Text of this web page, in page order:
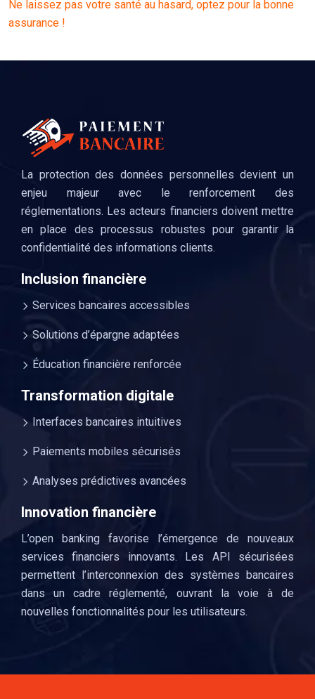
Ne laissez pas votre santé au hasard, optez pour la bonne
assurance !
La protection des données personnelles devient un
enjeu majeur avec le renforcement des
réglementations. Les acteurs financiers doivent mettre
en place des processus robustes pour garantir la
confidentialité des informations clients.
Inclusion financière
Services bancaires accessibles
Solutions d’épargne adaptées
Éducation financière renforcée
Transformation digitale
Interfaces bancaires intuitives
Paiements mobiles sécurisés
Analyses prédictives avancées
Innovation financière
L’open banking favorise l’émergence de nouveaux
services financiers innovants. Les API sécurisées
permettent l’interconnexion des systèmes bancaires
dans un cadre réglementé, ouvrant la voie à de
nouvelles fonctionnalités pour les utilisateurs.